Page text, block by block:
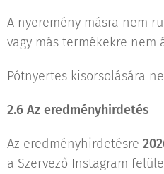
A nyeremény másra nem
vagy más termékekre nem
Pótnyertes kisorsolására
2.6 Az eredményhirdetés
Az eredményhirdetésre
a Szervező Instagram